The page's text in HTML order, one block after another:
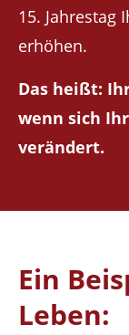
15. Jahrestag
erhöhen.
Das heißt:
wenn sich
verändert.
Ein
Leben: